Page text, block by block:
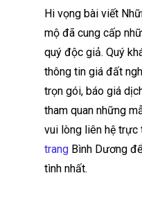
Hi vọng bài viết
mộ đã cung cấp
quý độc giả. Quý
thông tin giá đất
trọn gói, báo giá
tham quan những
vui lòng liên hệ trực
trang Bình Dương
tình nhất.